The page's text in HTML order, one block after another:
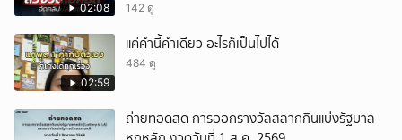
02:08 142 ดู
02:59
แค่คำนี้คำเดียว อะไรก็เป็นไปได้
484 ดู
ถ่ายทอดสด การออกรางวัลสลากกินแบ่งรัฐบาล